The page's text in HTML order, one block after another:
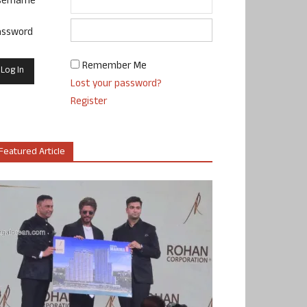
Remember Me
Lost your password?
Register
Article